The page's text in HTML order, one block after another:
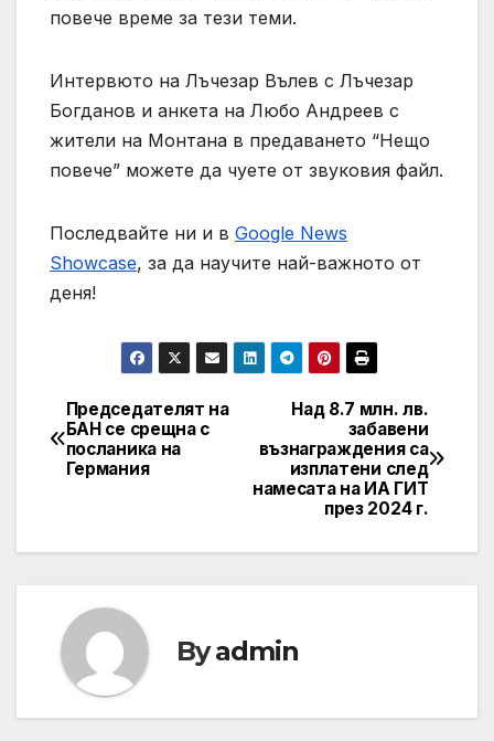
повече време за тези теми.
Интервюто на Лъчезар Вълев с Лъчезар
Богданов и анкета на Любо Андреев с
жители на Монтана в предаването “Нещо
повече” можете да чуете от звуковия файл.
Последвайте ни и в Google News
Showcase, за да научите най-важното от
деня!
Post
navigation
Над 8.7 млн. лв.
забавени
възнаграждения са
изплатени след
намесата на ИА ГИТ
през 2024 г.
Председателят на
БАН се срещна с
посланика на
Германия
Byadmin